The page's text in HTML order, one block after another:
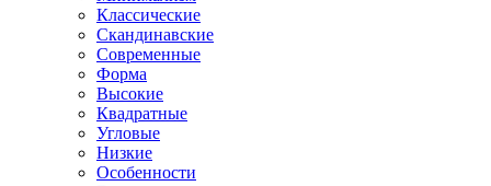
Классические
Скандинавские
Современные
Форма
Высокие
Квадратные
Угловые
Низкие
Особенности